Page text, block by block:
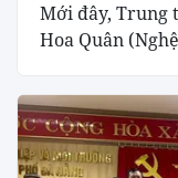
Mới đây, Trung
Hoa Quân